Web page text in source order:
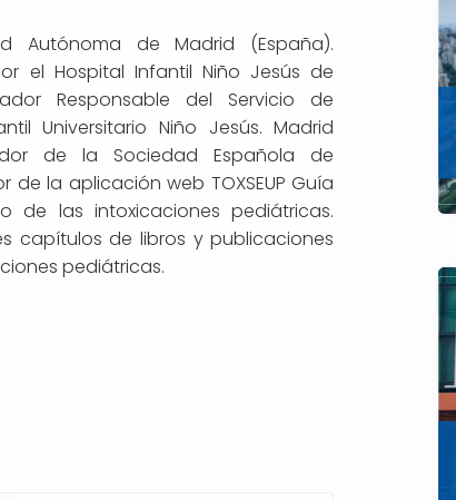
Autónoma de Madrid (España).
el Hospital Infantil Niño Jesús de
Responsable del Servicio de
Universitario Niño Jesús. Madrid
de la Sociedad Española de
de la aplicación web TOXSEUP Guía
de las intoxicaciones pediátricas.
capítulos de libros y publicaciones
pediátricas.